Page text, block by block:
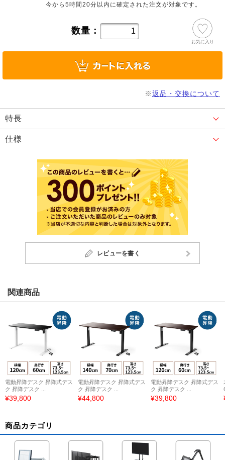
今から5時間20分 以内に確定された注文が対象です。
数量：
お気に入り
※返品・交換について
特長
仕様
レビューを書く
関連商品
電動昇降デスク 昇降式デス
ク 昇降デスク ...
¥39,800
電動昇降デスク 昇降式デス
ク 昇降デスク ...
¥44,800
電動昇降デスク 昇降式デス
ク 昇降デスク ...
¥39,800
商品カテゴリ